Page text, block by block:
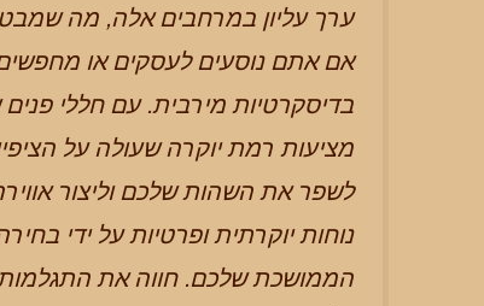
ערך עליון במרחבים אלה, מה
אם אתם נוסעים לעסקים או
בדיסקרטיות מירבית. עם חללי
מציעות רמת יוקרה שעולה על
לשפר את השהות שלכם וליצור
נוחות יוקרתית ופרטיות על ידי
הממושכת שלכם. חווה את